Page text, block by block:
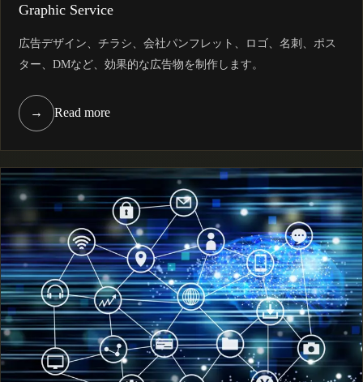
Graphic Service
広告デザイン、チラシ、会社パンフレット、ロゴ、名刺、ポス
ター、DMなど、効果的な広告物を制作します。
→ Read more